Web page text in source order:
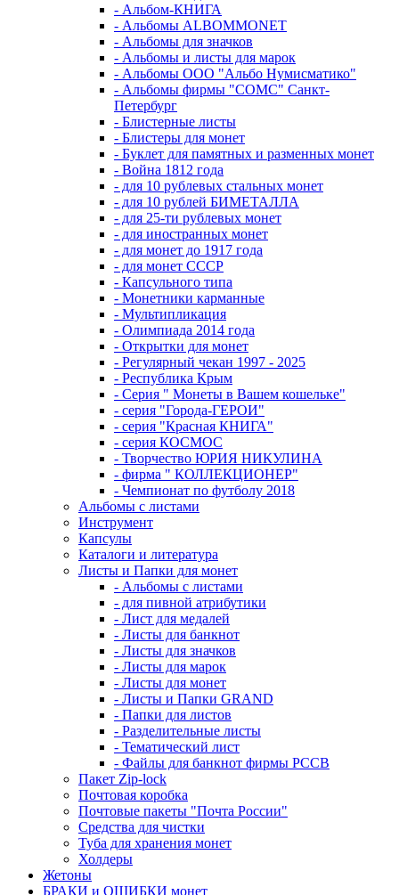
- Альбом-КНИГА
- Альбомы ALBOMMONET
- Альбомы для значков
- Альбомы и листы для марок
- Альбомы ООО "Альбо Нумисматико"
- Альбомы фирмы "СОМС" Санкт-
Петербург
- Блистерные листы
- Блистеры для монет
- Буклет для памятных и разменных монет
- Война 1812 года
- для 10 рублевых стальных монет
- для 10 рублей БИМЕТАЛЛА
- для 25-ти рублевых монет
- для иностранных монет
- для монет до 1917 года
- для монет СССР
- Капсульного типа
- Монетники карманные
- Мультипликация
- Олимпиада 2014 года
- Открытки для монет
- Регулярный чекан 1997 - 2025
- Республика Крым
- Серия " Монеты в Вашем кошельке"
- серия "Города-ГЕРОИ"
- серия "Красная КНИГА"
- серия КОСМОС
- Творчество ЮРИЯ НИКУЛИНА
- фирма " КОЛЛЕКЦИОНЕР"
- Чемпионат по футболу 2018
Альбомы с листами
Инструмент
Капсулы
Каталоги и литература
Листы и Папки для монет
- Альбомы с листами
- для пивной атрибутики
- Лист для медалей
- Листы для банкнот
- Листы для значков
- Листы для марок
- Листы для монет
- Листы и Папки GRAND
- Папки для листов
- Разделительные листы
- Тематический лист
- Файлы для банкнот фирмы PCCB
Пакет Zip-lock
Почтовая коробка
Почтовые пакеты "Почта России"
Средства для чистки
Туба для хранения монет
Холдеры
Жетоны
БРАКИ и ОШИБКИ монет